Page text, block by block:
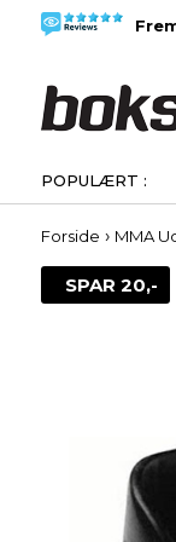
Forside › MMA
SPAR 20,-